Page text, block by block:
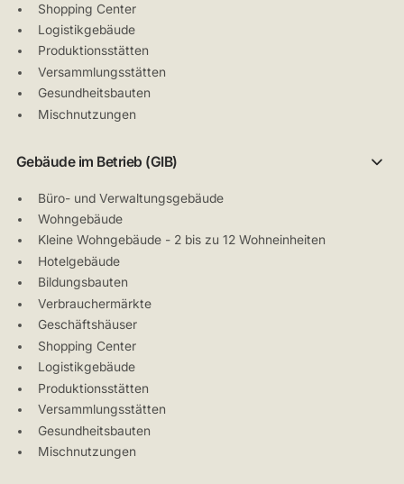
Shopping Center
Logistikgebäude
Produktionsstätten
Versammlungsstätten
Gesundheitsbauten
Mischnutzungen
Gebäude im Betrieb (GIB)
Büro- und Verwaltungsgebäude
Wohngebäude
Kleine Wohngebäude - 2 bis zu 12 Wohneinheiten
Hotelgebäude
Bildungsbauten
Verbrauchermärkte
Geschäftshäuser
Shopping Center
Logistikgebäude
Produktionsstätten
Versammlungsstätten
Gesundheitsbauten
Mischnutzungen